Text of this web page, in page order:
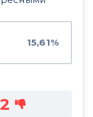
15,61%
2